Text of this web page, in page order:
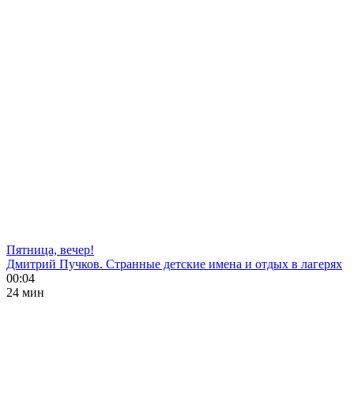
Пятница, вечер!
Дмитрий Пучков. Странные детские имена и отдых в лагерях
00:04
24 мин